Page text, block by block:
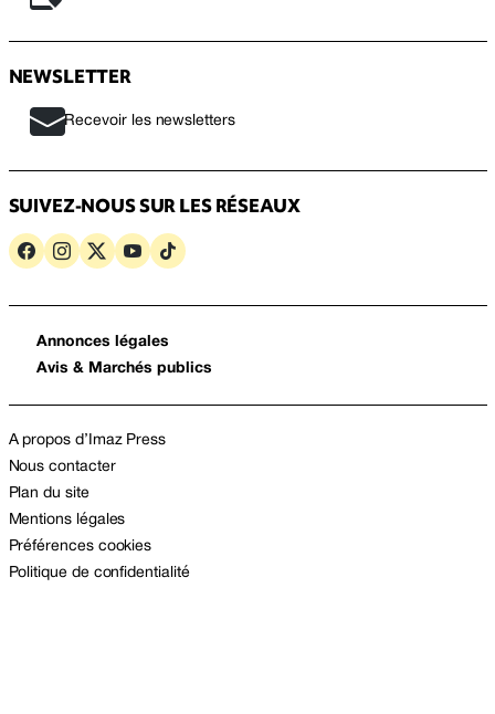
NEWSLETTER
Recevoir les newsletters
SUIVEZ-NOUS SUR LES RÉSEAUX
Annonces légales
Avis & Marchés publics
A propos d’Imaz Press
Nous contacter
Plan du site
Mentions légales
Préférences cookies
Politique de confidentialité